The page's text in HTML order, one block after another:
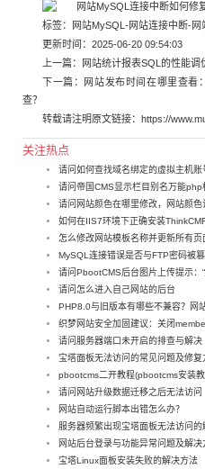
标签： 网站MySQL -网站连接中断-网
更新时间：2025-06-20 09:54:03
上一篇： 网站统计报表SQL的性能调
下一篇： 网站发布时间在哪里查看
查？
转载请注明原文链接： https://
关注热点
请问如何查找域名绑定的虚拟主机账
请问帝国CMS显示栏目别名万能php
请问网站颜色在哪里修改，网站颜色
如何在IIS7环境下正确安装ThinkCMF
怎么修改网站模板名称并更新所有页
MySQL连接错误是否与FTP密码被
请问PbootCMS后台图片上传提示：
请问怎么进入自己网站的后台
PHP8.0与旧版本有哪些不兼容？网
织梦网站安全加固建议：关闭
请问服务器端口未开启的排查与解决
宝塔面板无法访问的常见问题及修复
pbootcms二开教程(pbootcms安装
请问网站升级数据迁移之后无法访问
网站自动运行脚本出错怎么办？
服务器频繁出现宝塔面板无法访问的
网站后台登录与功能异常问题及解决
宝塔Linux面板安装失败的解决方法